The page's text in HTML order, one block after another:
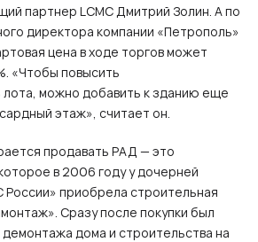
партнер LCMC Дмитрий Золин. А по
директора компании «Петрополь»
цена в ходе торгов может
«Чтобы повысить
лота, можно добавить к зданию еще
этаж», считает он.
продавать РАД — это
в 2006 году у дочерней
России» приобрела строительная
Сразу после покупки был
дома и строительства на